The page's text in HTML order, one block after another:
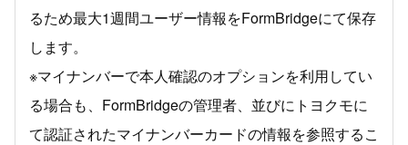
るため最大1週間ユーザー情報をFormBridgeにて保存
します。
※マイナンバーで本人確認のオプションを利用してい
る場合も、FormBridgeの管理者、並びにトヨクモに
て認証されたマイナンバーカードの情報を参照するこ